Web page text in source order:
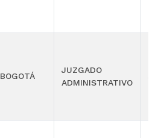
BOGOTÁ
JUZGADO
ADMINISTRATIVO